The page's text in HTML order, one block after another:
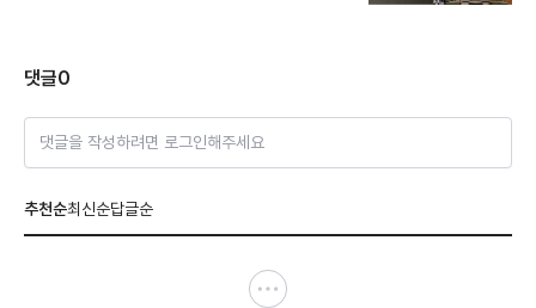
댓글0
댓글을 작성하려면 로그인해주세요
추천순최신순답글순